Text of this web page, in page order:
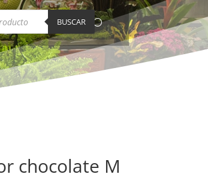
BUSCAR
chocolate M